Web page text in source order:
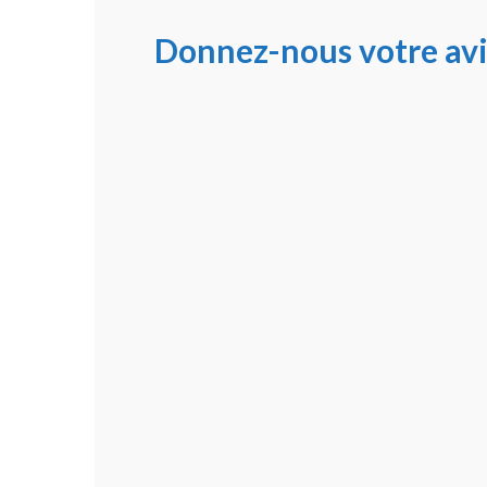
Donnez-nous votre